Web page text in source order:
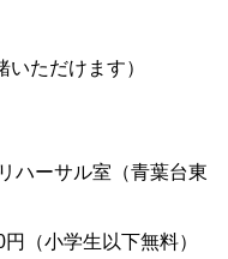
いただけます）
ハーサル室（青葉台東
円（小学生以下無料）